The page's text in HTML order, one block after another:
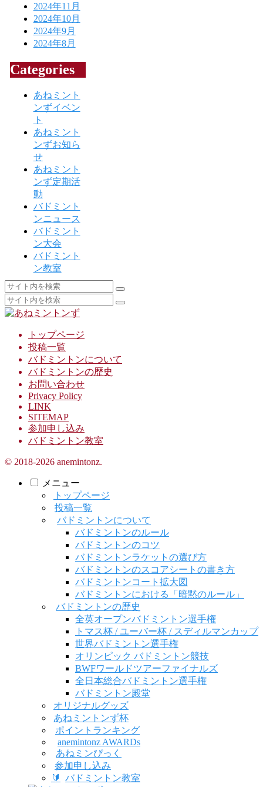
2024年11月
2024年10月
2024年9月
2024年8月
Categories
あねミント
ンずイベン
ト
あねミント
ンずお知ら
せ
あねミント
ンず定期活
動
バドミント
ンニュース
バドミント
ン大会
バドミント
ン教室
トップページ
投稿一覧
バドミントンについて
バドミントンの歴史
お問い合わせ
Privacy Policy
LINK
SITEMAP
参加申し込み
バドミントン教室
© 2018-2026 anemintonz.
メニュー
トップページ
投稿一覧
バドミントンについて
バドミントンのルール
バドミントンのコツ
バドミントンラケットの選び方
バドミントンのスコアシートの書き方
バドミントンコート拡大図
バドミントンにおける「暗黙のルール」
バドミントンの歴史
全英オープンバドミントン選手権
トマス杯 / ユーバー杯 / スディルマンカップ
世界バドミントン選手権
オリンピック バドミントン競技
BWFワールドツアーファイナルズ
全日本総合バドミントン選手権
バドミントン殿堂
オリジナルグッズ
あねミントンず杯
ポイントランキング
anemintonz AWARDs
あねミンぴっく
参加申し込み
🔰
バドミントン教室